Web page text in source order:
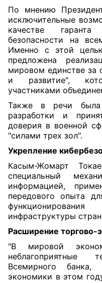
По мнению
исключительные
качестве
безопасности на
Именно с этой
предложена
мировом единстве за
и развитие",
участниками
Также в речи была
разработки и
доверия в военной
"силами трех зол".
Укрепление
Касым-Жомарт
специальный
информацией,
передового опыта
инфраструктуры
Расширение торгово-
"В мировой
Всемирного банка,
экономики в этом